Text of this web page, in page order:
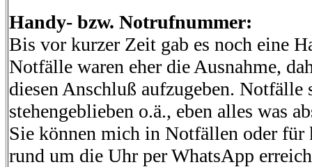
Handy- bzw. Notrufnummer:
Bis vor kurzer Zeit gab es noch eine
Notfälle waren eher die Ausnahme,
diesen Anschluß aufzugeben.
stehengeblieben o.ä., eben alles was
Sie können mich in Notfällen oder für
rund um die Uhr per WhatsApp